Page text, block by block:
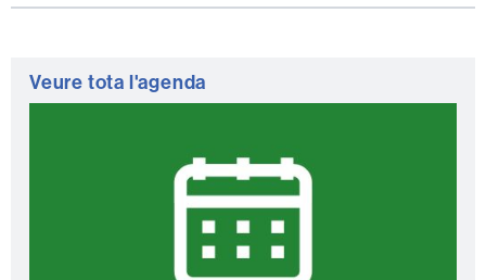
Veure tota l'agenda